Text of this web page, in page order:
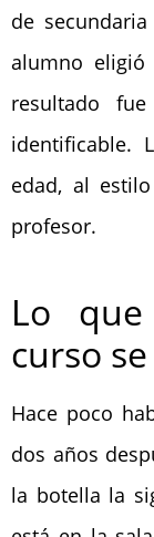
de
alumno
resultado
identificable.
edad, al
profesor.
Lo
curso
Hace poco
dos años
la botella la